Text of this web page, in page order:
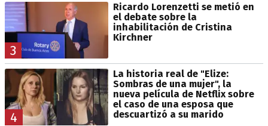
3
Ricardo Lorenzetti se metió en
el debate sobre la
inhabilitación de Cristina
Kirchner
4
La historia real de "Elize:
Sombras de una mujer", la
nueva película de Netflix sobre
el caso de una esposa que
descuartizó a su marido